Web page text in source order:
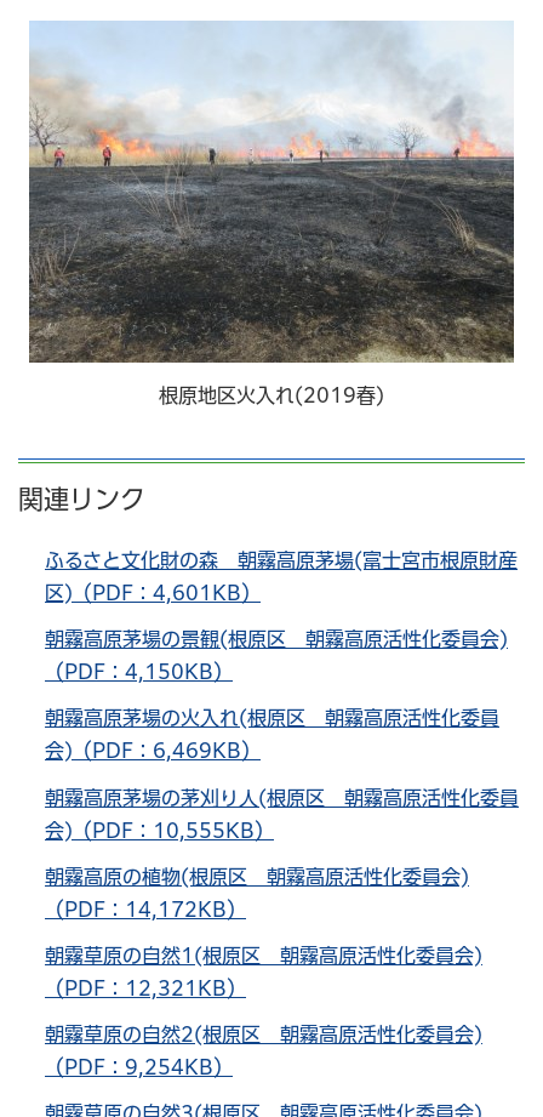
根原地区火入れ(2019春)
関連リンク
ふるさと文化財の森 朝霧高原茅場(富士宮市根原財産
区)（PDF：4,601KB）
朝霧高原茅場の景観(根原区 朝霧高原活性化委員会)
（PDF：4,150KB）
朝霧高原茅場の火入れ(根原区 朝霧高原活性化委員
会)（PDF：6,469KB）
朝霧高原茅場の茅刈り人(根原区 朝霧高原活性化委員
会)（PDF：10,555KB）
朝霧高原の植物(根原区 朝霧高原活性化委員会)
（PDF：14,172KB）
朝霧草原の自然1(根原区 朝霧高原活性化委員会)
（PDF：12,321KB）
朝霧草原の自然2(根原区 朝霧高原活性化委員会)
（PDF：9,254KB）